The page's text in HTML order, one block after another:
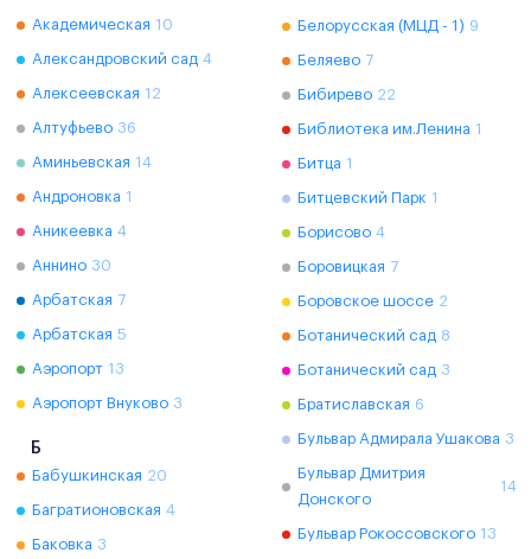
Академическая 10
Александровский сад 4
Алексеевская 12
Алтуфьево 36
Аминьевская 14
Андроновка 1
Аникеевка 4
Аннино 30
Арбатская 7
Арбатская 5
Аэропорт 13
Аэропорт Внуково 3
Б
Бабушкинская 20
Багратионовская 4
Баковка 3
Белорусская (МЦД - 1) 9
Беляево 7
Бибирево 22
Библиотека им.Ленина 1
Битца 1
Битцевский Парк 1
Борисово 4
Боровицкая 7
Боровское шоссе 2
Ботанический сад 8
Ботанический сад 3
Братиславская 6
Бульвар Адмирала Ушакова 3
Бульвар Дмитрия
Донского
14
Бульвар Рокоссовского 13